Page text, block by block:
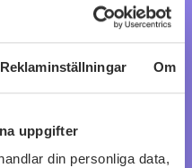
Reklaminställningar Om
uppgifter
din personliga data,
Tortona